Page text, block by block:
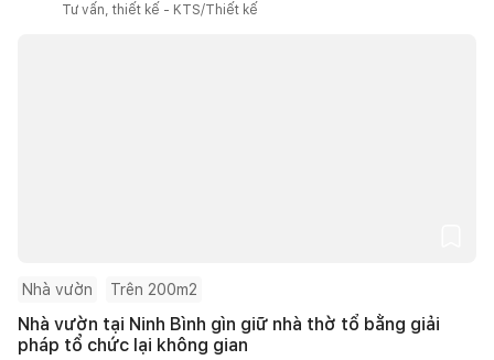
Tư vấn, thiết kế - KTS/Thiết kế
Nhà vườn Trên 200m2
Nhà vườn tại Ninh Bình gìn giữ nhà thờ tổ bằng giải
pháp tổ chức lại không gian